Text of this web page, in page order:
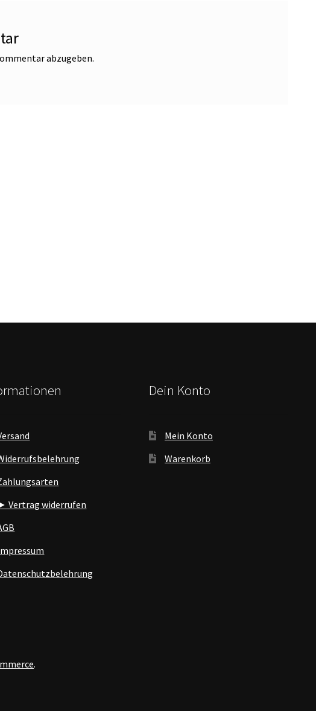
abzugeben.
Vertrag widerrufen
Dein Konto
Mein Konto
Warenkorb
.